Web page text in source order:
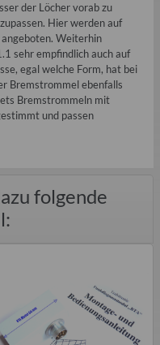
der Löcher vorab zu
Hier werden auf
Weiterhin
sehr empfindlich auch auf
egal welche Form, hat bei
Bremstrommel ebenfalls
Bremstrommeln mit
und passen
folgende